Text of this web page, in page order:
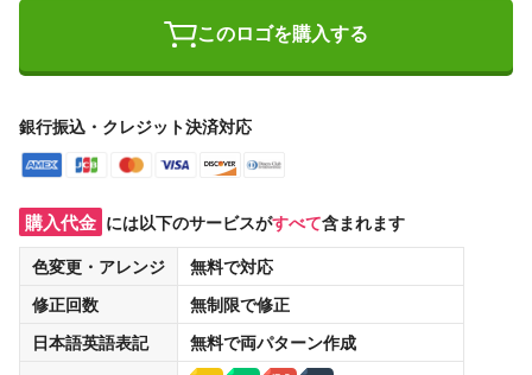
このロゴを購入する
銀行振込・クレジット決済対応
購入代金 には以下のサービスがすべて含まれます
色変更・アレンジ
無料で対応
修正回数
無制限で修正
日本語英語表記
無料で両パターン作成